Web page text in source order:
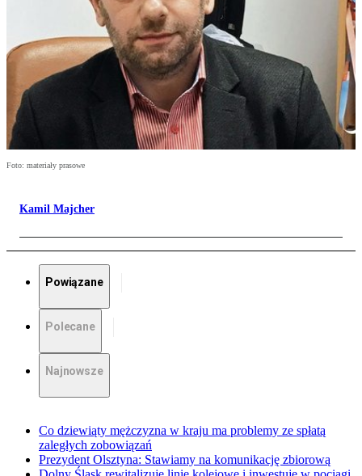
Foto: materiały prasowe
Kamil Majcher
Powiązane
Polecane
Najnowsze
Co dziewiąty mężczyzna w kraju ma problemy ze spłatą
zaległych zobowiązań
Prezydent Olsztyna: Stawiamy na komunikację zbiorową